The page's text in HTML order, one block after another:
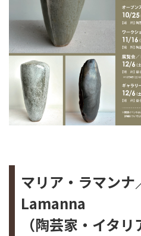
マリア・ラマン
Lamanna
（陶芸家・イタリ